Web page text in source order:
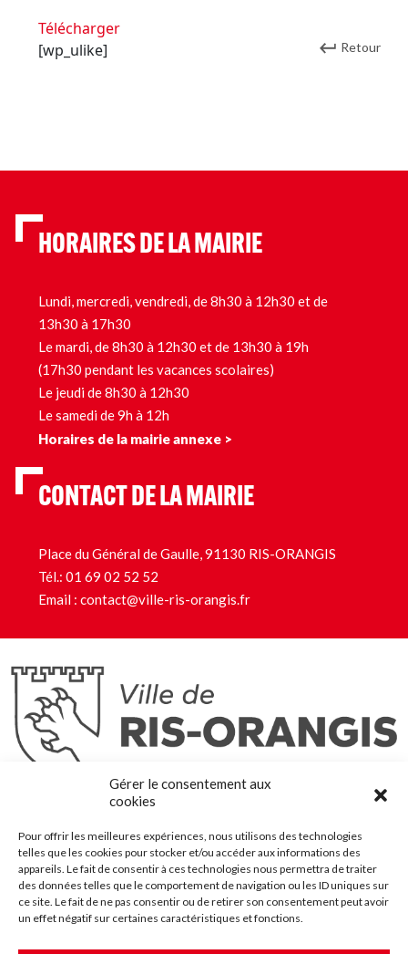
Gérer le consentement aux
cookies
Pour offrir les meilleures expériences, nous utilisons des technologies
telles que les cookies pour stocker et/ou accéder aux informations des
appareils. Le fait de consentir à ces technologies nous permettra de traiter
des données telles que le comportement de navigation ou les ID uniques sur
ce site. Le fait de ne pas consentir ou de retirer son consentement peut avoir
un effet négatif sur certaines caractéristiques et fonctions.
Télécharger
[wp_ulike]
Retour
HORAIRES DE LA MAIRIE
Lundi, mercredi, vendredi, de 8h30 à 12h30 et de
13h30 à 17h30
Le mardi, de 8h30 à 12h30 et de 13h30 à 19h
(17h30 pendant les vacances scolaires)
Le jeudi de 8h30 à 12h30
Le samedi de 9h à 12h
Horaires de la mairie annexe >
CONTACT DE LA MAIRIE
Place du Général de Gaulle, 91130 RIS-ORANGIS
Tél.: 01 69 02 52 52
Email : contact@ville-ris-orangis.fr
Ris-Orangis
@2022 — Tous droits réservés
Plan du site
Contact
Accessibilité
Crédits